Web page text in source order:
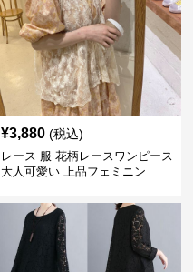
¥3,880 (税込)
レース 服 花柄レースワンピース
大人可愛い 上品フェミニン